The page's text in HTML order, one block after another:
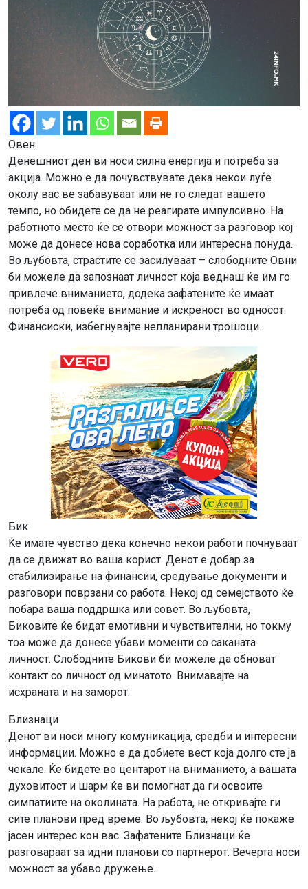
Овен
Денешниот ден ви носи силна енергија и потреба за
акција. Можно е да почувствувате дека некои луѓе
околу вас ве забавуваат или не го следат вашето
темпо, но обидете се да не реагирате импулсивно. На
работното место ќе се отвори можност за разговор кој
може да донесе нова соработка или интересна понуда.
Во љубовта, страстите се засилуваат – слободните Овни
би можеле да запознаат личност која веднаш ќе им го
привлече вниманието, додека зафатените ќе имаат
потреба од повеќе внимание и искреност во односот.
Финансиски, избегнувајте непланирани трошоци.
Бик
Ќе имате чувство дека конечно некои работи почнуваат
да се движат во ваша корист. Денот е добар за
стабилизирање на финансии, средување документи и
разговори поврзани со работа. Некој од семејството ќе
побара ваша поддршка или совет. Во љубовта,
Биковите ќе бидат емотивни и чувствителни, но токму
тоа може да донесе убави моменти со саканата
личност. Слободните Бикови би можеле да обноват
контакт со личност од минатото. Внимавајте на
исхраната и на заморот.
Близнаци
Денот ви носи многу комуникација, средби и интересни
информации. Можно е да добиете вест која долго сте ја
чекале. Ќе бидете во центарот на вниманието, а вашата
духовитост и шарм ќе ви помогнат да ги освоите
симпатиите на околината. На работа, не откривајте ги
сите планови пред време. Во љубовта, некој ќе покаже
јасен интерес кон вас. Зафатените Близнаци ќе
разговараат за идни планови со партнерот. Вечерта носи
можност за убаво дружење.